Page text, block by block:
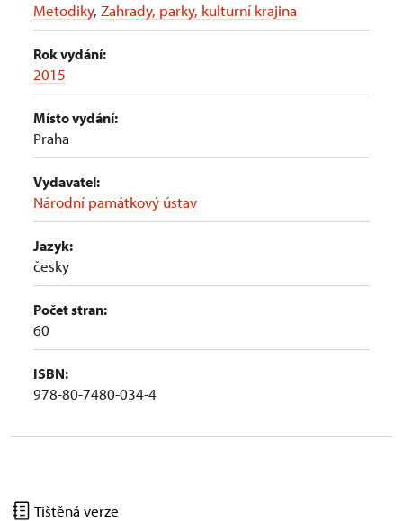
Metodiky, Zahrady, parky, kulturní krajina
Rok vydání:
2015
Místo vydání:
Praha
Vydavatel:
Národní památkový ústav
Jazyk:
česky
Počet stran:
60
ISBN:
978-80-7480-034-4
Tištěná verze